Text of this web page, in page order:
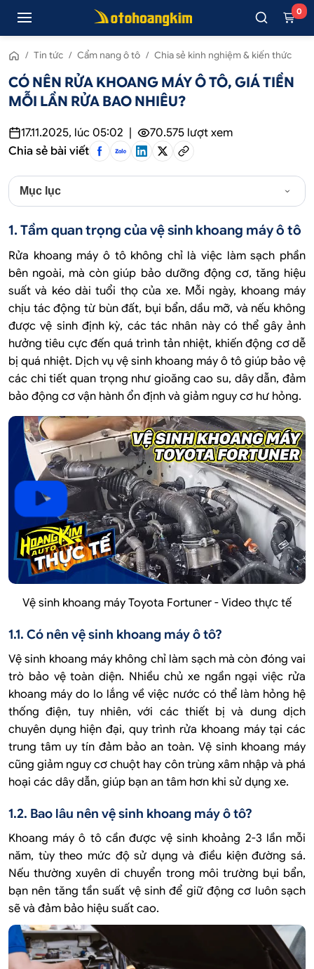
0
/ Tin tức / Cẩm nang ô tô / Chia sẻ kinh nghiệm & kiến thức
CÓ NÊN RỬA KHOANG MÁY Ô TÔ, GIÁ TIỀN
MỖI LẦN RỬA BAO NHIÊU?
17.11.2025, lúc 05:02 70.575 lượt xem
Chia sẻ bài viết
Mục lục
1. Tầm quan trọng của vệ sinh khoang máy ô tô
Rửa khoang máy ô tô không chỉ là việc làm sạch phần
bên ngoài, mà còn giúp bảo dưỡng động cơ, tăng hiệu
suất và kéo dài tuổi thọ của xe. Mỗi ngày, khoang máy
chịu tác động từ bùn đất, bụi bẩn, dầu mỡ, và nếu không
được vệ sinh định kỳ, các tác nhân này có thể gây ảnh
hưởng tiêu cực đến quá trình tản nhiệt, khiến động cơ dễ
bị quá nhiệt. Dịch vụ vệ sinh khoang máy ô tô giúp bảo vệ
các chi tiết quan trọng như gioăng cao su, dây dẫn, đảm
bảo động cơ vận hành ổn định và giảm nguy cơ hư hỏng.
Vệ sinh khoang máy Toyota Fortuner - Video thực tế
1.1. Có nên vệ sinh khoang máy ô tô?
Vệ sinh khoang máy không chỉ làm sạch mà còn đóng vai
trò bảo vệ toàn diện. Nhiều chủ xe ngần ngại việc rửa
khoang máy do lo lắng về việc nước có thể làm hỏng hệ
thống điện, tuy nhiên, với các thiết bị và dung dịch
chuyên dụng hiện đại, quy trình rửa khoang máy tại các
trung tâm uy tín đảm bảo an toàn. Vệ sinh khoang máy
cũng giảm nguy cơ chuột hay côn trùng xâm nhập và phá
hoại các dây dẫn, giúp bạn an tâm hơn khi sử dụng xe.
1.2. Bao lâu nên vệ sinh khoang máy ô tô?
Khoang máy ô tô cần được vệ sinh khoảng 2-3 lần mỗi
năm, tùy theo mức độ sử dụng và điều kiện đường sá.
Nếu thường xuyên di chuyển trong môi trường bụi bẩn,
bạn nên tăng tần suất vệ sinh để giữ động cơ luôn sạch
sẽ và đảm bảo hiệu suất cao.